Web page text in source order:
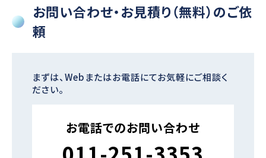
お問い合わせ・お見積り（無料）のご依
頼
まずは、Webまたはお電話にてお気軽にご相談く
ださい。
お電話でのお問い合わせ